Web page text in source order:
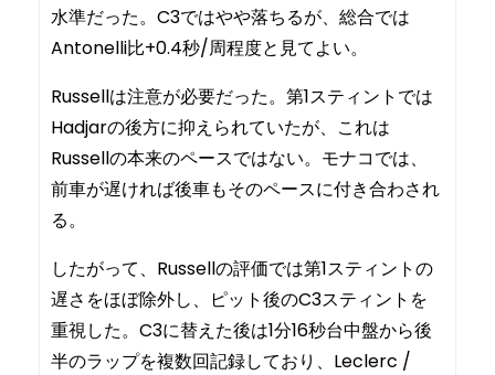
水準だった。C3ではやや落ちるが、総合では
Antonelli比+0.4秒/周程度と見てよい。
Russellは注意が必要だった。第1スティントでは
Hadjarの後方に抑えられていたが、これは
Russellの本来のペースではない。モナコでは、
前車が遅ければ後車もそのペースに付き合わされ
る。
したがって、Russellの評価では第1スティントの
遅さをほぼ除外し、ピット後のC3スティントを
重視した。C3に替えた後は1分16秒台中盤から後
半のラップを複数回記録しており、Leclerc /